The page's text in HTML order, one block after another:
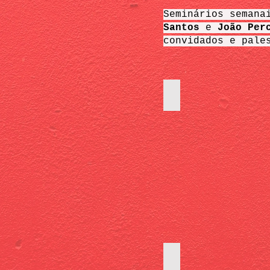
Seminários
Santos e João
convidados e
João Pentagna
Mariana Lacerda